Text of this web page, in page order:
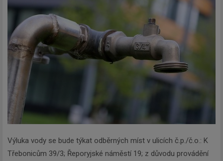
Výluka vody se bude týkat odběrných míst v ulicích č.p./č.o.: K
Třebonicům 39/3; Řeporyjské náměstí 19; z důvodu provádění